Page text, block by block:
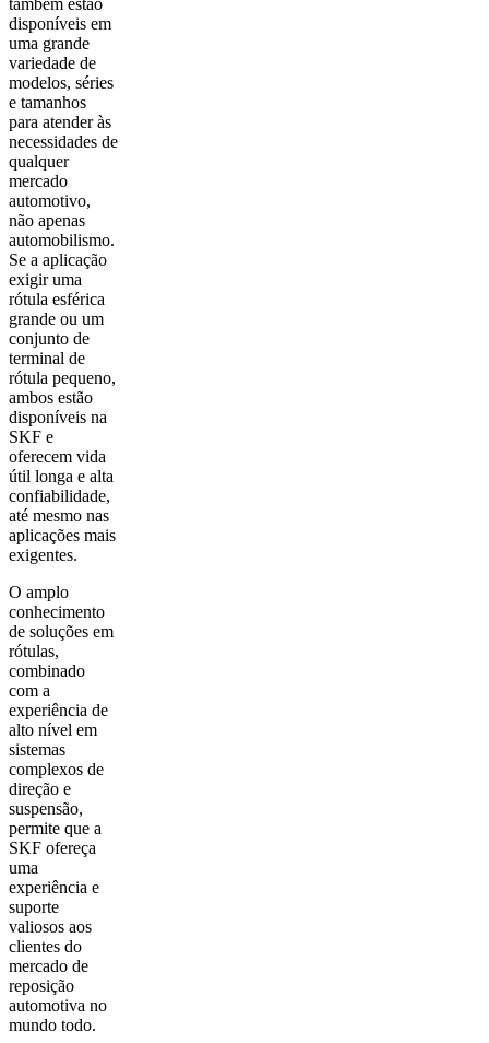
também estão
disponíveis em
uma grande
variedade de
modelos, séries
e tamanhos
para atender às
necessidades de
qualquer
mercado
automotivo,
não apenas
automobilismo.
Se a aplicação
exigir uma
rótula esférica
grande ou um
conjunto de
terminal de
rótula pequeno,
ambos estão
disponíveis na
SKF e
oferecem vida
útil longa e alta
confiabilidade,
até mesmo nas
aplicações mais
exigentes.
O amplo
conhecimento
de soluções em
rótulas,
combinado
com a
experiência de
alto nível em
sistemas
complexos de
direção e
suspensão,
permite que a
SKF ofereça
uma
experiência e
suporte
valiosos aos
clientes do
mercado de
reposição
automotiva no
mundo todo.